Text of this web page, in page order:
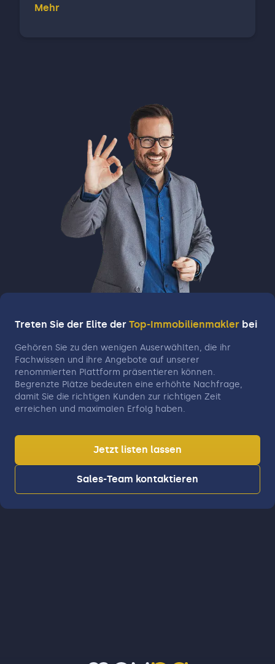
Altstadt mit ihren Fachwerkhäusern und
für Kunst- und Kulturliebhaber. Die jährlich
stattfindende "Siegener Sommerfestival" ist ein
kulturelles Highlight mit Musik-, Theater- und
Filmveranstaltungen. Die Umgebung von Siegen
bietet eine reizvolle Natur mit Wäldern, Bergen
und Flüssen. Der nahegelegene Naturpark
"Rothaargebirge" lädt mit Wanderwegen und
Outdoor-Aktivitäten zum Entdecken und
Erholen ein. Der Obernberger See und der
Wellersberger See sind beliebte Ausflugsziele
für Erholung und Wassersport. Insgesamt ist
Siegen eine lebendige Stadt, die Geschichte,
Kultur und Natur harmonisch miteinander
vereint und Einwohnern sowie Besuchern eine
vielfältige und interessante Umgebung bietet.
Mehr
Treten Sie der Elite der Top-Immobilienmakler bei
Gehören Sie zu den wenigen Auserwählten, die ihr
Fachwissen und ihre Angebote auf unserer
renommierten Plattform präsentieren können.
Begrenzte Plätze bedeuten eine erhöhte Nachfrage,
damit Sie die richtigen Kunden zur richtigen Zeit
erreichen und maximalen Erfolg haben.
Jetzt listen lassen
Sales-Team kontaktieren